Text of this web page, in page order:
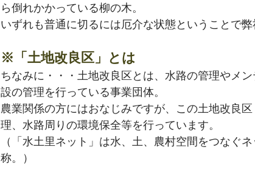
ら倒れかかっている柳の木。
いずれも普通に切るには厄介な状態ということで弊
※「土地改良区」とは
ちなみに・・・土地改良区とは、水路の管理やメ
設の管理を行っている事業団体。
農業関係の方にはおなじみですが、この土地改良
理、水路周りの環境保全等を行っています。
（「水土里ネット」は水、土、農村空間をつなぐ
称。）